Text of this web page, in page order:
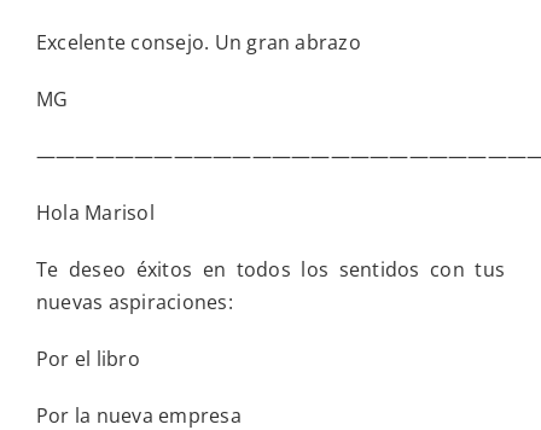
Excelente consejo. Un gran abrazo
MG
Hola Marisol
Te deseo éxitos en todos los sentidos con tus
nuevas aspiraciones:
Por el libro
Por la nueva empresa